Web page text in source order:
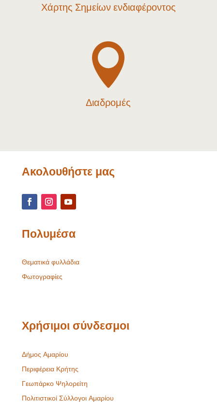
Χάρτης Σημείων ενδιαφέροντος

Διαδρομές
Ακολουθήστε μας
Πολυμέσα
Θεματικά φυλλάδια
Φωτογραφίες
Χρήσιμοι σύνδεσμοι
Δήμος Αμαρίου
Περιφέρεια Κρήτης
Γεωπάρκο Ψηλορείτη
Πολιτιστικοί Σύλλογοι Αμαρίου